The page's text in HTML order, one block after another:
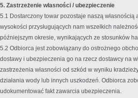
5. Zastrzeżenie własności / ubezpieczenie
5.1 Dostarczony towar pozostaje naszą własnością
wysokości przysługujących nam wszelkich
późniejszym okresie, wynikających ze stosunków
5.2 Odbiorca jest zobowiązany do ostrożnego
dostawy i ubezpieczenia go na rzecz dostawcy na
zastrzeżenia własności od szkód w wyniku
działania wody lub innych uszkodzeń. Odbiorca
udokumentować fakt zawarcia ubezpieczenia.